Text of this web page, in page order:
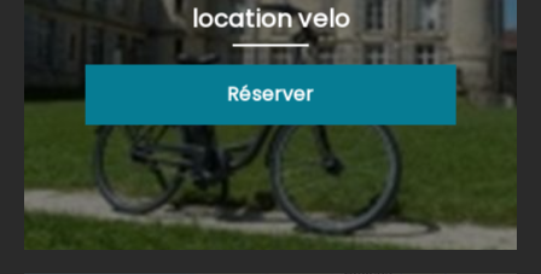
location velo
Réserver